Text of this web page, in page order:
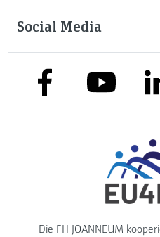
Social Media
link to facebooklink to
Die FH JOANNEUM